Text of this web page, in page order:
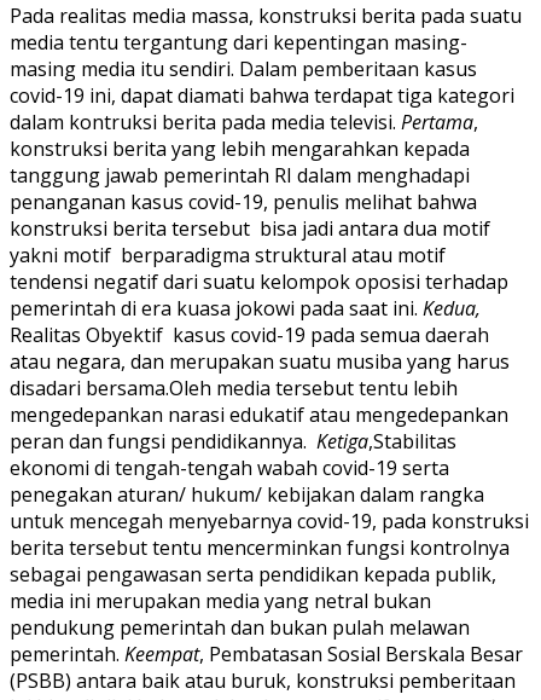
Pada realitas media massa, konstruksi berita pada suatu
media tentu tergantung dari kepentingan masing-
masing media itu sendiri. Dalam pemberitaan kasus
covid-19 ini, dapat diamati bahwa terdapat tiga kategori
dalam kontruksi berita pada media televisi. Pertama,
konstruksi berita yang lebih mengarahkan kepada
tanggung jawab pemerintah RI dalam menghadapi
penanganan kasus covid-19, penulis melihat bahwa
konstruksi berita tersebut bisa jadi antara dua motif
yakni motif berparadigma struktural atau motif
tendensi negatif dari suatu kelompok oposisi terhadap
pemerintah di era kuasa jokowi pada saat ini. Kedua,
Realitas Obyektif kasus covid-19 pada semua daerah
atau negara, dan merupakan suatu musiba yang harus
disadari bersama.Oleh media tersebut tentu lebih
mengedepankan narasi edukatif atau mengedepankan
peran dan fungsi pendidikannya. Ketiga,Stabilitas
ekonomi di tengah-tengah wabah covid-19 serta
penegakan aturan/ hukum/ kebijakan dalam rangka
untuk mencegah menyebarnya covid-19, pada konstruksi
berita tersebut tentu mencerminkan fungsi kontrolnya
sebagai pengawasan serta pendidikan kepada publik,
media ini merupakan media yang netral bukan
pendukung pemerintah dan bukan pulah melawan
pemerintah. Keempat, Pembatasan Sosial Berskala Besar
(PSBB) antara baik atau buruk, konstruksi pemberitaan